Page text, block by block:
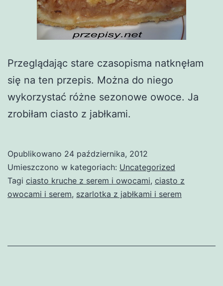
Przeglądając stare czasopisma natknęłam
się na ten przepis. Można do niego
wykorzystać różne sezonowe owoce. Ja
zrobiłam ciasto z jabłkami.
Opublikowano 24 października, 2012
Umieszczono w kategoriach: Uncategorized
Tagi ciasto kruche z serem i owocami, ciasto z
owocami i serem, szarlotka z jabłkami i serem